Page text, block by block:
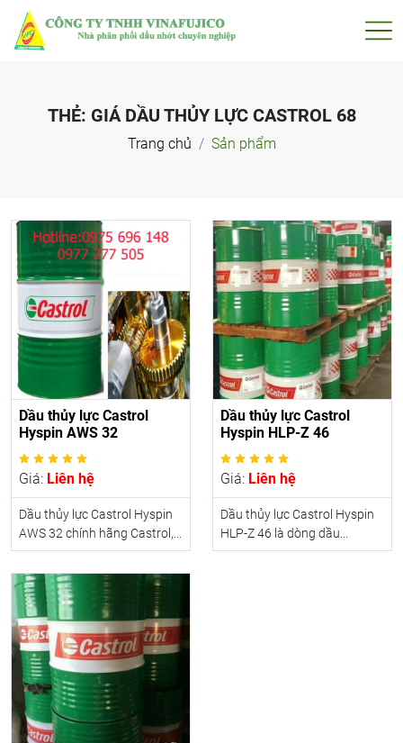
THẺ: GIÁ DẦU THỦY LỰC CASTROL 68
Trang chủ Sản phẩm
Dầu thủy lực Castrol
Hyspin AWS 32
Giá: Liên hệ
Dầu thủy lực Castrol Hyspin
AWS 32 chính hãng Castrol,...
Dầu thủy lực Castrol
Hyspin HLP-Z 46
Giá: Liên hệ
Dầu thủy lực Castrol Hyspin
HLP-Z 46 là dòng dầu...